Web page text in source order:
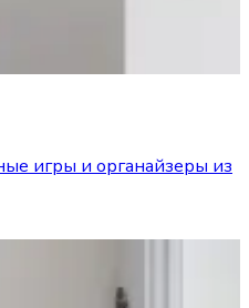
игры и органайзеры из